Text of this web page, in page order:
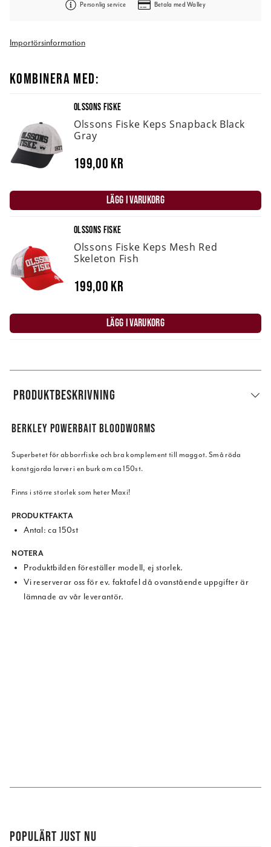
Personlig service Betala med Walley
Importörsinformation
KOMBINERA MED:
OLSSONS FISKE
Olssons Fiske Keps Snapback Black
Gray
199,00 kr
LÄGG I VARUKORG
OLSSONS FISKE
Olssons Fiske Keps Mesh Red
Skeleton Fish
199,00 kr
LÄGG I VARUKORG
PRODUKTBESKRIVNING
BERKLEY POWERBAIT BLOODWORMS
Superbetet för abborrfiske och bra komplement till maggot.Små röda
konstgjorda larver i en burk om ca 150st.
Finns i större storlek som heter Maxi!
PRODUKTFAKTA
Antal: ca 150st
NOTERA
Produktbilden föreställer modell, ej storlek.
Vi reserverar oss för ev. faktafel då ovanstående uppgifter är
lämnade av vår leverantör.
POPULÄRT JUST NU